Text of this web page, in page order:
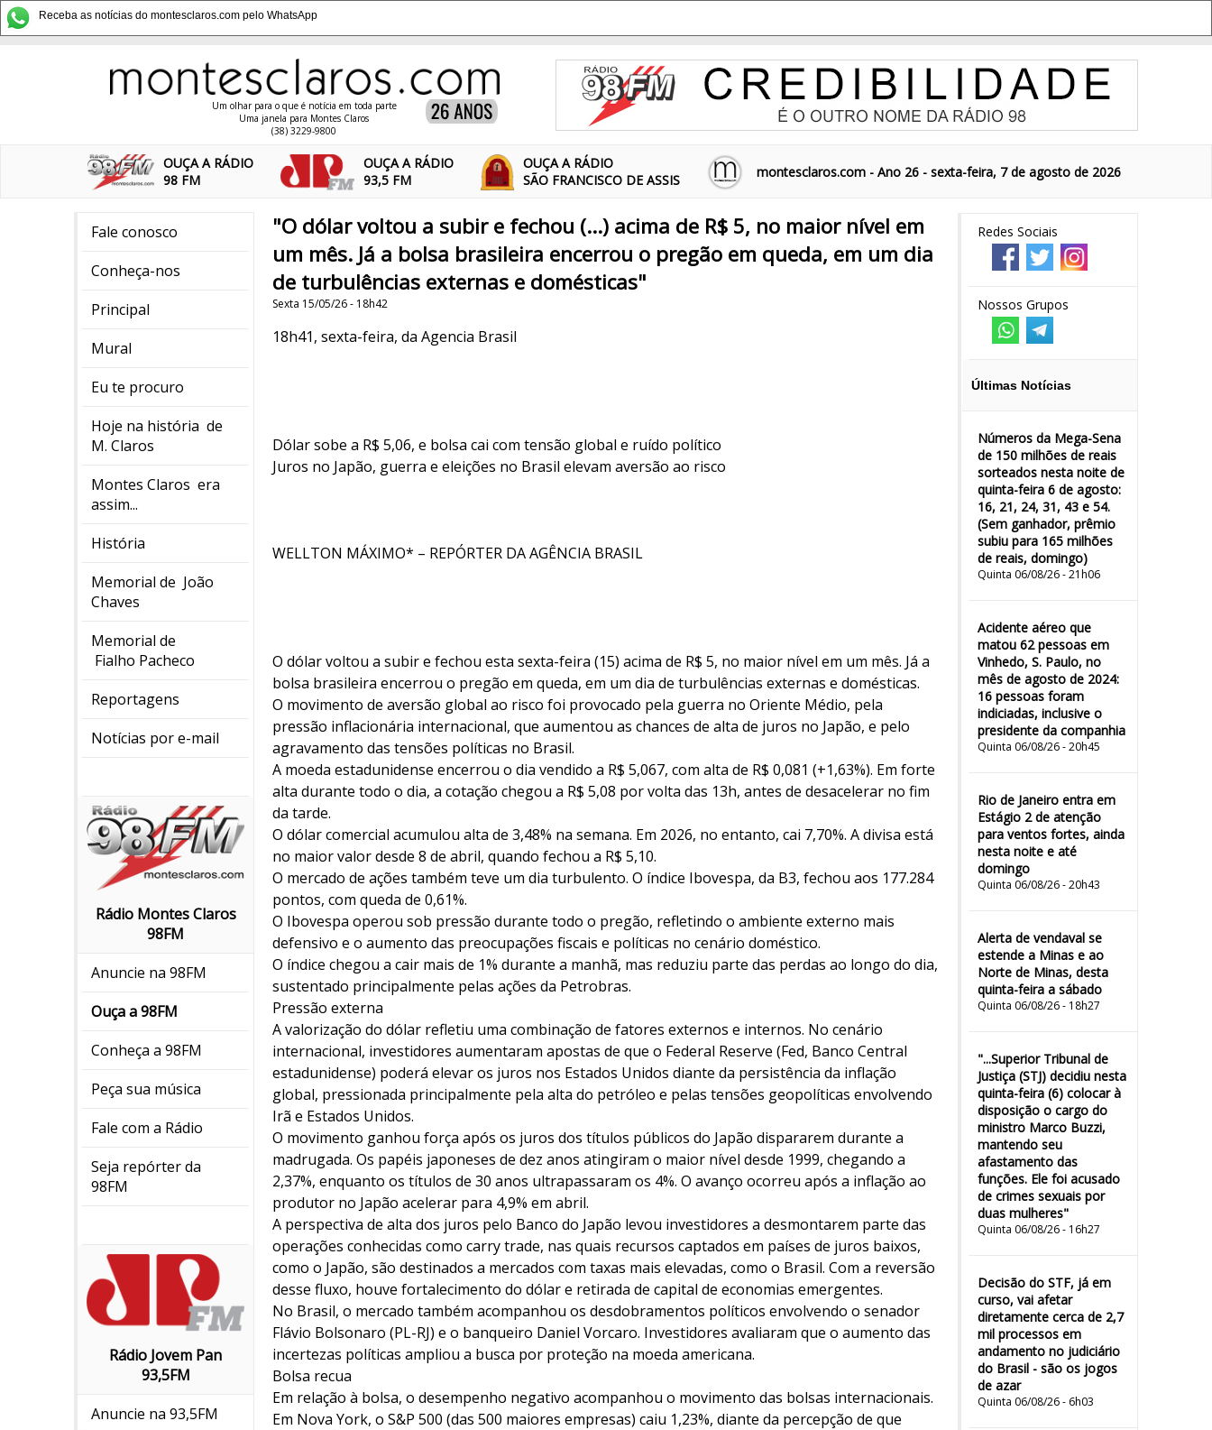
Receba as notícias do montesclaros.com pelo WhatsApp
Um olhar para o que é notícia em toda parte
Uma janela para Montes Claros
(38) 3229-9800
OUÇA A RÁDIO
98 FM
OUÇA A RÁDIO
93,5 FM
OUÇA A RÁDIO
SÃO FRANCISCO DE ASSIS
montesclaros.com - Ano 26 - sexta-feira, 7 de agosto de 2026
Fale conosco
Conheça-nos
Principal
Mural
Eu te procuro
Hoje na história de
M. Claros
Montes Claros era
assim...
História
Memorial de João
Chaves
Memorial de
Fialho Pacheco
Reportagens
Notícias por e-mail
Rádio Montes Claros
98FM
Anuncie na 98FM
Ouça a 98FM
Conheça a 98FM
Peça sua música
Fale com a Rádio
Seja repórter da
98FM
Rádio Jovem Pan
93,5FM
Anuncie na 93,5FM
Redes Sociais
Nossos Grupos
Últimas Notícias
Números da Mega-Sena
de 150 milhões de reais
sorteados nesta noite de
quinta-feira 6 de agosto:
16, 21, 24, 31, 43 e 54.
(Sem ganhador, prêmio
subiu para 165 milhões
de reais, domingo)
Quinta 06/08/26 - 21h06
Acidente aéreo que
matou 62 pessoas em
Vinhedo, S. Paulo, no
mês de agosto de 2024:
16 pessoas foram
indiciadas, inclusive o
presidente da companhia
Quinta 06/08/26 - 20h45
Rio de Janeiro entra em
Estágio 2 de atenção
para ventos fortes, ainda
nesta noite e até
domingo
Quinta 06/08/26 - 20h43
Alerta de vendaval se
estende a Minas e ao
Norte de Minas, desta
quinta-feira a sábado
Quinta 06/08/26 - 18h27
"...Superior Tribunal de
Justiça (STJ) decidiu nesta
quinta-feira (6) colocar à
disposição o cargo do
ministro Marco Buzzi,
mantendo seu
afastamento das
funções. Ele foi acusado
de crimes sexuais por
duas mulheres"
Quinta 06/08/26 - 16h27
Decisão do STF, já em
curso, vai afetar
diretamente cerca de 2,7
mil processos em
andamento no judiciário
do Brasil - são os jogos
de azar
Quinta 06/08/26 - 6h03
"O dólar voltou a subir e fechou (...) acima de R$ 5, no maior nível em
um mês. Já a bolsa brasileira encerrou o pregão em queda, em um dia
de turbulências externas e domésticas"
Sexta 15/05/26 - 18h42
18h41, sexta-feira, da Agencia Brasil
Dólar sobe a R$ 5,06, e bolsa cai com tensão global e ruído político
Juros no Japão, guerra e eleições no Brasil elevam aversão ao risco
WELLTON MÁXIMO* – REPÓRTER DA AGÊNCIA BRASIL
O dólar voltou a subir e fechou esta sexta-feira (15) acima de R$ 5, no maior nível em um mês. Já a
bolsa brasileira encerrou o pregão em queda, em um dia de turbulências externas e domésticas.
O movimento de aversão global ao risco foi provocado pela guerra no Oriente Médio, pela
pressão inflacionária internacional, que aumentou as chances de alta de juros no Japão, e pelo
agravamento das tensões políticas no Brasil.
A moeda estadunidense encerrou o dia vendido a R$ 5,067, com alta de R$ 0,081 (+1,63%). Em forte
alta durante todo o dia, a cotação chegou a R$ 5,08 por volta das 13h, antes de desacelerar no fim
da tarde.
O dólar comercial acumulou alta de 3,48% na semana. Em 2026, no entanto, cai 7,70%. A divisa está
no maior valor desde 8 de abril, quando fechou a R$ 5,10.
O mercado de ações também teve um dia turbulento. O índice Ibovespa, da B3, fechou aos 177.284
pontos, com queda de 0,61%.
O Ibovespa operou sob pressão durante todo o pregão, refletindo o ambiente externo mais
defensivo e o aumento das preocupações fiscais e políticas no cenário doméstico.
O índice chegou a cair mais de 1% durante a manhã, mas reduziu parte das perdas ao longo do dia,
sustentado principalmente pelas ações da Petrobras.
Pressão externa
A valorização do dólar refletiu uma combinação de fatores externos e internos. No cenário
internacional, investidores aumentaram apostas de que o Federal Reserve (Fed, Banco Central
estadunidense) poderá elevar os juros nos Estados Unidos diante da persistência da inflação
global, pressionada principalmente pela alta do petróleo e pelas tensões geopolíticas envolvendo
Irã e Estados Unidos.
O movimento ganhou força após os juros dos títulos públicos do Japão dispararem durante a
madrugada. Os papéis japoneses de dez anos atingiram o maior nível desde 1999, chegando a
2,37%, enquanto os títulos de 30 anos ultrapassaram os 4%. O avanço ocorreu após a inflação ao
produtor no Japão acelerar para 4,9% em abril.
A perspectiva de alta dos juros pelo Banco do Japão levou investidores a desmontarem parte das
operações conhecidas como carry trade, nas quais recursos captados em países de juros baixos,
como o Japão, são destinados a mercados com taxas mais elevadas, como o Brasil. Com a reversão
desse fluxo, houve fortalecimento do dólar e retirada de capital de economias emergentes.
No Brasil, o mercado também acompanhou os desdobramentos políticos envolvendo o senador
Flávio Bolsonaro (PL-RJ) e o banqueiro Daniel Vorcaro. Investidores avaliaram que o aumento das
incertezas políticas ampliou a busca por proteção na moeda americana.
Bolsa recua
Em relação à bolsa, o desempenho negativo acompanhou o movimento das bolsas internacionais.
Em Nova York, o S&P 500 (das 500 maiores empresas) caiu 1,23%, diante da percepção de que